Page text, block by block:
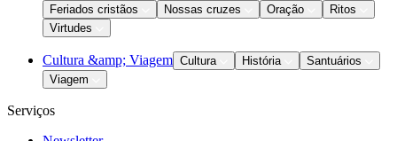
Feriados cristãos
Nossas cruzes Oração
Ritos
Virtudes
Cultura &amp; Viagem Cultura História
Santuários
Viagem
Serviços